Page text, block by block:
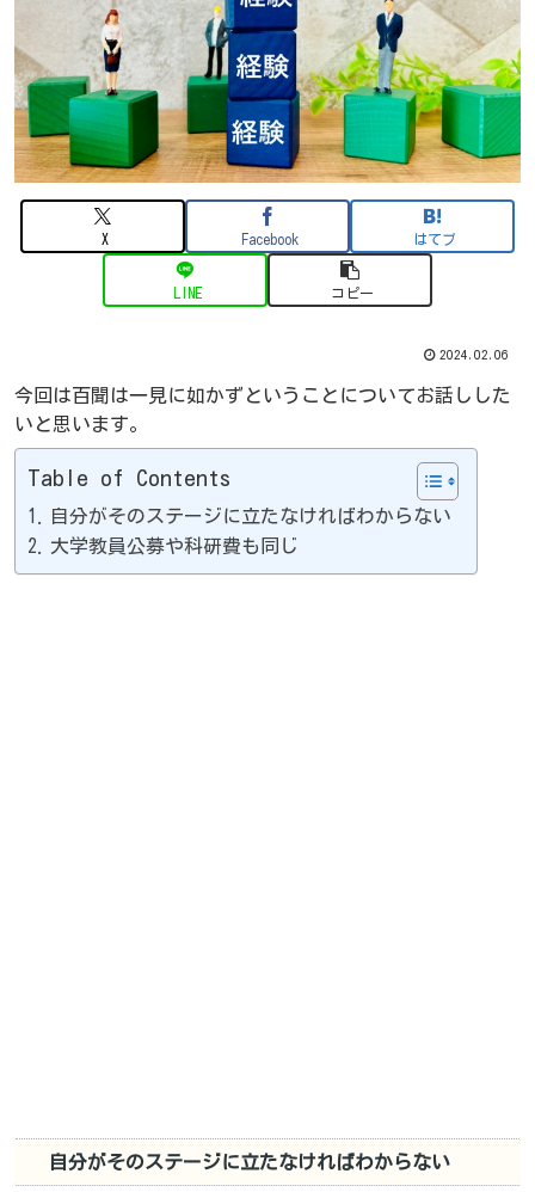
X Facebook はてブ
LINE コピー
2024.02.06
今回は百聞は一見に如かずということについてお話しした
いと思います。
Table of Contents
自分がそのステージに立たなければわからない
大学教員公募や科研費も同じ
自分がそのステージに立たなければわからない